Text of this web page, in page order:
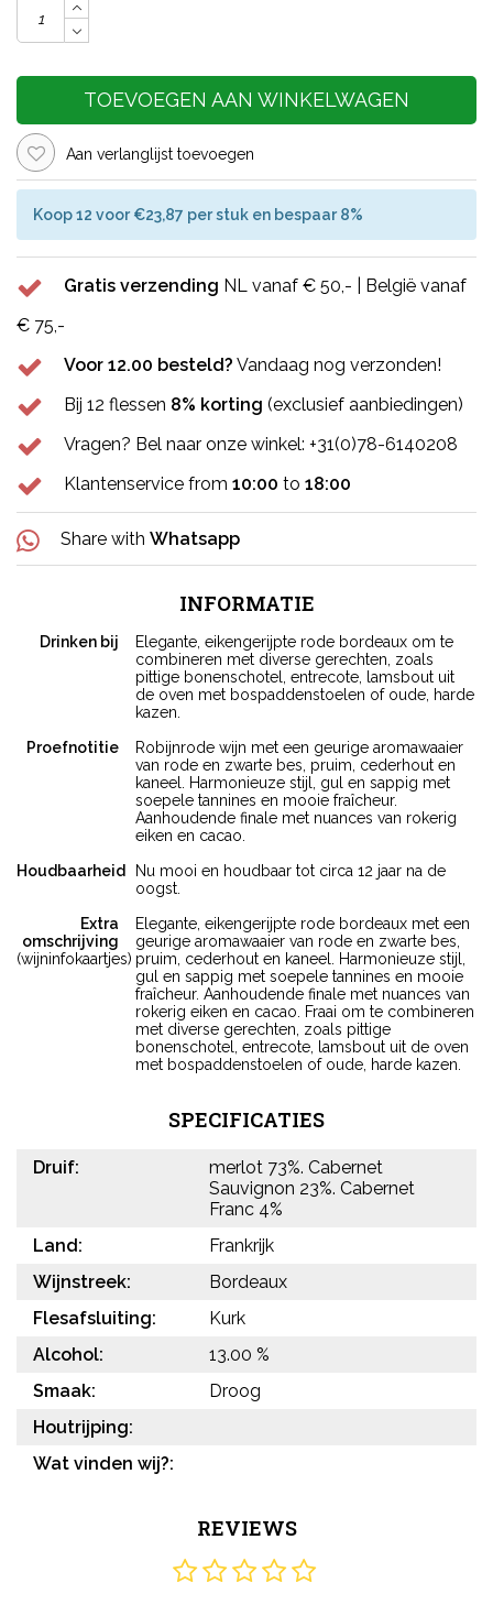
TOEVOEGEN AAN WINKELWAGEN
Aan verlanglijst toevoegen
Koop 12 voor €23,87 per stuk en bespaar 8%
Gratis verzending NL vanaf € 50,- | België vanaf
€ 75,-
Voor 12.00 besteld? Vandaag nog verzonden!
Bij 12 flessen 8% korting (exclusief aanbiedingen)
Vragen? Bel naar onze winkel: +31(0)78-6140208
Klantenservice from 10:00 to 18:00
Share with Whatsapp
INFORMATIE
Drinken bij
Elegante, eikengerijpte rode bordeaux om te
combineren met diverse gerechten, zoals
pittige bonenschotel, entrecote, lamsbout uit
de oven met bospaddenstoelen of oude, harde
kazen.
Proefnotitie
Robijnrode wijn met een geurige aromawaaier
van rode en zwarte bes, pruim, cederhout en
kaneel. Harmonieuze stijl, gul en sappig met
soepele tannines en mooie fraîcheur.
Aanhoudende finale met nuances van rokerig
eiken en cacao.
Houdbaarheid
Nu mooi en houdbaar tot circa 12 jaar na de
oogst.
Extra
omschrijving
(wijninfokaartjes)
Elegante, eikengerijpte rode bordeaux met een
geurige aromawaaier van rode en zwarte bes,
pruim, cederhout en kaneel. Harmonieuze stijl,
gul en sappig met soepele tannines en mooie
fraîcheur. Aanhoudende finale met nuances van
rokerig eiken en cacao. Fraai om te combineren
met diverse gerechten, zoals pittige
bonenschotel, entrecote, lamsbout uit de oven
met bospaddenstoelen of oude, harde kazen.
SPECIFICATIES
Druif:
merlot 73%. Cabernet
Sauvignon 23%. Cabernet
Franc 4%
Land:
Frankrijk
Wijnstreek:
Bordeaux
Flesafsluiting:
Kurk
Alcohol:
13.00 %
Smaak:
Droog
Houtrijping:
Wat vinden wij?:
REVIEWS